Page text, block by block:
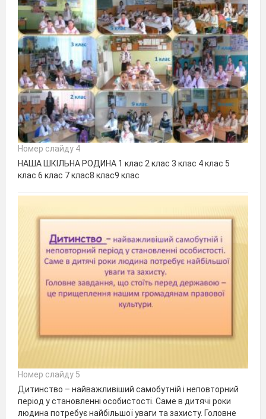
Номер слайду 4
НАША ШКІЛЬНА РОДИНА 1 клас 2 клас 3 клас 4 клас 5
клас 6 клас 7 клас8 клас9 клас
Номер слайду 5
Дитинство – найважливіший самобутній і неповторний
період у становленні особистості. Саме в дитячі роки
людина потребує найбільшої уваги та захисту. Головне